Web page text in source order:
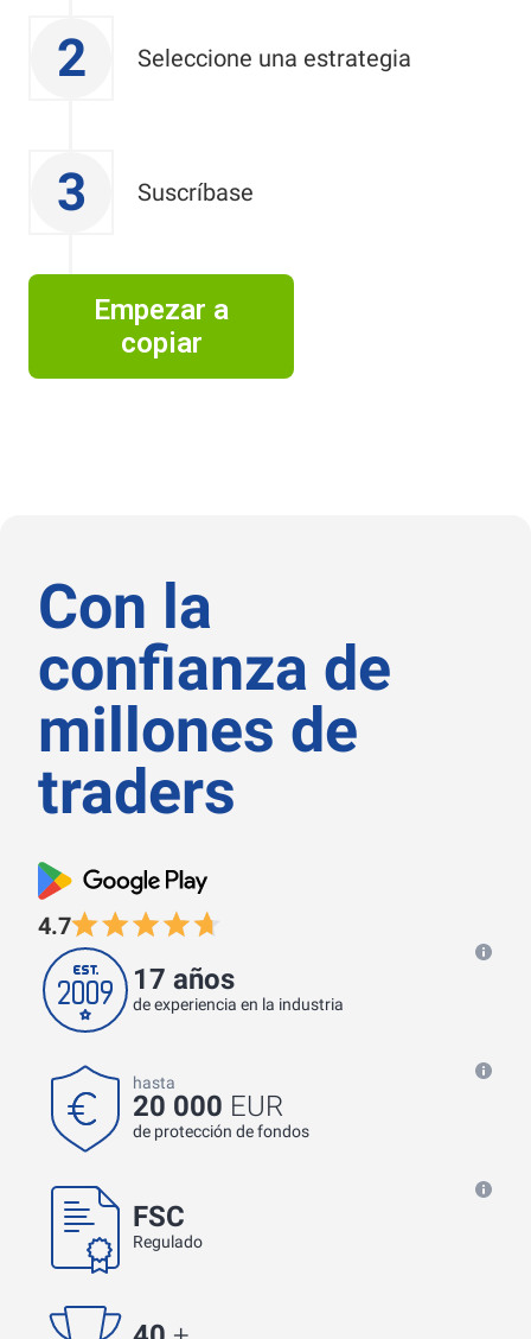
2
3
Empezar a
copiar
Seleccione una estrategia
Suscríbase
Con la
confianza de
millones de
traders
4.7
17 años
de experiencia en la industria
FSC
Regulado
hasta
20 000 EUR
de protección de fondos